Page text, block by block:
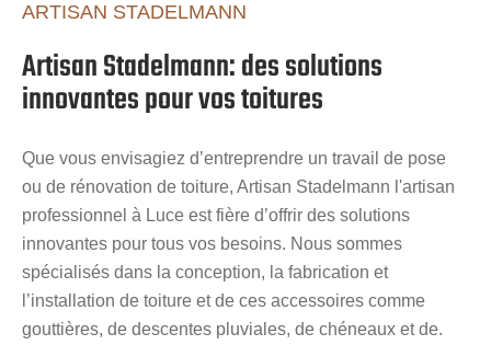
ARTISAN STADELMANN
Artisan Stadelmann: des solutions
innovantes pour vos toitures
Que vous envisagiez d’entreprendre un travail de pose
ou de rénovation de toiture, Artisan Stadelmann l'artisan
professionnel à Luce est fière d’offrir des solutions
innovantes pour tous vos besoins. Nous sommes
spécialisés dans la conception, la fabrication et
l’installation de toiture et de ces accessoires comme
gouttières, de descentes pluviales, de chéneaux et de.